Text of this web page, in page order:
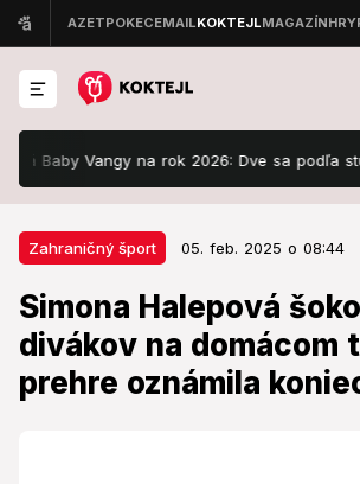
Vangy na rok 2026: Dve sa podľa
Zahraničný šport 05. feb. 2025 o 08:44
Simona Halepová
divákov na domácom
prehre oznámila
Zahraničný šport 05. feb. 2025 o
Simona Halepová
divákov na domácom
prehre oznámila koniec